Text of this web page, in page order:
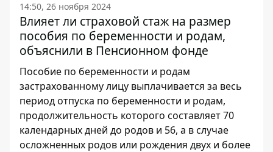
14:50, 26 ноября 2024
Влияет ли страховой стаж на размер
пособия по беременности и родам,
объяснили в Пенсионном фонде
Пособие по беременности и родам
застрахованному лицу выплачивается за весь
период отпуска по беременности и родам,
продолжительность которого составляет 70
календарных дней до родов и 56, а в случае
осложненных родов или рождения двух и более